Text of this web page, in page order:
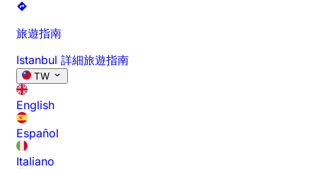
旅遊指南
Istanbul 詳細旅遊指南
TW
English
Español
Italiano